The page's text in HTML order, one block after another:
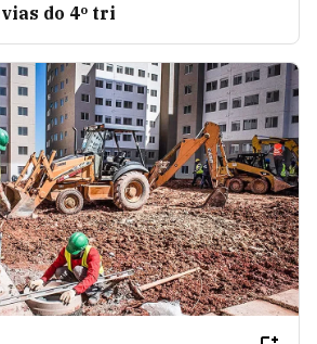
do 4º tri